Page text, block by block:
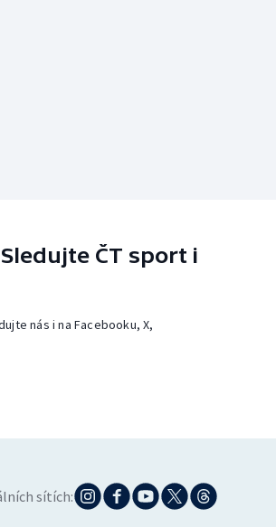
ČT sport i
nás i na Facebooku, X,
sítích: